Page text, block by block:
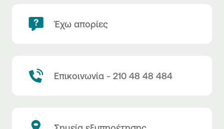
Έχω απορίες
Επικοινωνία - 210 48 48 484